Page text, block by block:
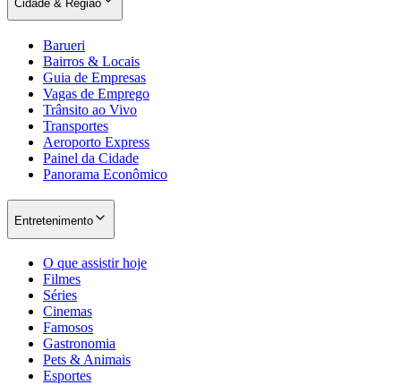
Cidade & Região
Barueri
Bairros & Locais
Guia de Empresas
Vagas de Emprego
Trânsito ao Vivo
Transportes
Aeroporto Express
Painel da Cidade
Panorama Econômico
Entretenimento
O que assistir hoje
Filmes
Séries
Cinemas
Famosos
Gastronomia
Pets & Animais
Esportes